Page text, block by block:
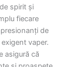
spirit și
fiecare
de
vaper.
asigură că